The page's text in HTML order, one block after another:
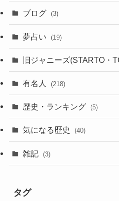
ブログ (3)
夢占い (19)
旧ジャニーズ(STARTO・
有名人 (218)
歴史・ランキング (5)
気になる歴史 (40)
雑記 (3)
タグ